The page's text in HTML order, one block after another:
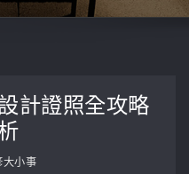
計證照全攻略
大小事